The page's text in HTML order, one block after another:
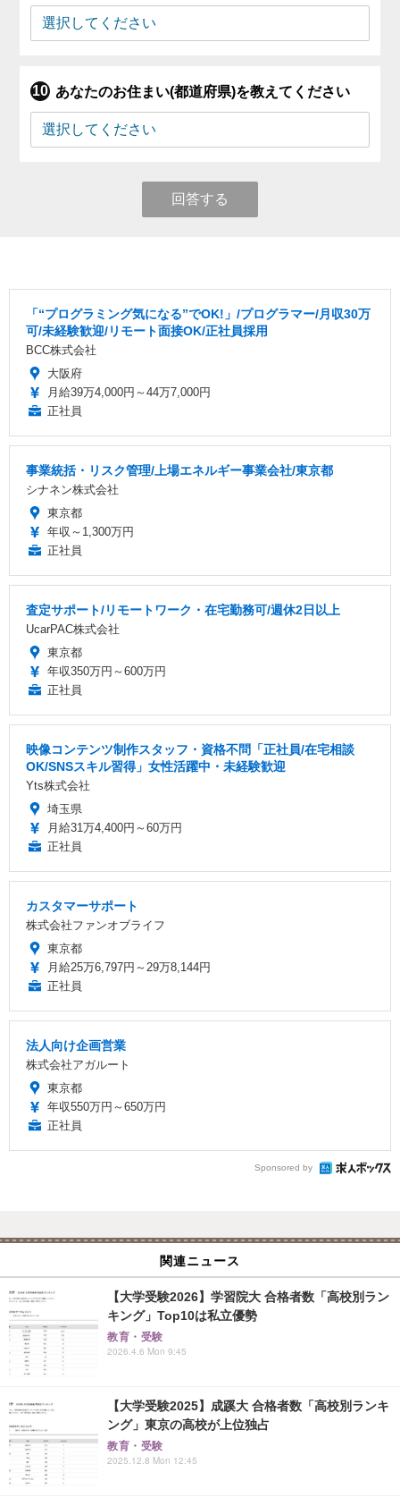
あなたのお住まい(都道府県)を教えてください
回答する
「“プログラミング気になる”でOK!」/プログラマー/月収30万
可/未経験歓迎/リモート面接OK/正社員採用
BCC株式会社
大阪府
月給39万4,000円～44万7,000円
正社員
事業統括・リスク管理/上場エネルギー事業会社/東京都
シナネン株式会社
東京都
年収～1,300万円
正社員
査定サポート/リモートワーク・在宅勤務可/週休2日以上
UcarPAC株式会社
東京都
年収350万円～600万円
正社員
映像コンテンツ制作スタッフ・資格不問「正社員/在宅相談
OK/SNSスキル習得」女性活躍中・未経験歓迎
Yts株式会社
埼玉県
月給31万4,400円～60万円
正社員
カスタマーサポート
株式会社ファンオブライフ
東京都
月給25万6,797円～29万8,144円
正社員
法人向け企画営業
株式会社アガルート
東京都
年収550万円～650万円
正社員
Sponsored by
関連ニュース
【大学受験2026】学習院大 合格者数「高校別ラン
キング」Top10は私立優勢
教育・受験
2026.4.6 Mon 9:45
【大学受験2025】成蹊大 合格者数「高校別ランキ
ング」東京の高校が上位独占
教育・受験
2025.12.8 Mon 12:45